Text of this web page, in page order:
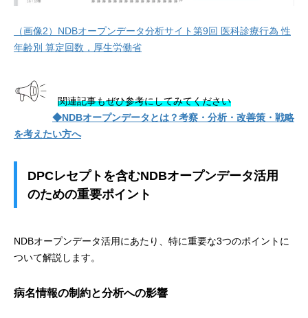
（画像2）NDBオープンデータ分析サイト第9回 医科診療行為 性
年齢別 算定回数，厚生労働省
関連記事もぜひ参考にしてみてください
◆NDBオープンデータとは？考察・分析・改善策・戦略
を考えたい方へ
DPCレセプトを含むNDBオープンデータ活用
のための重要ポイント
NDBオープンデータ活用にあたり、特に重要な3つのポイントに
ついて解説します。
病名情報の制約と分析への影響